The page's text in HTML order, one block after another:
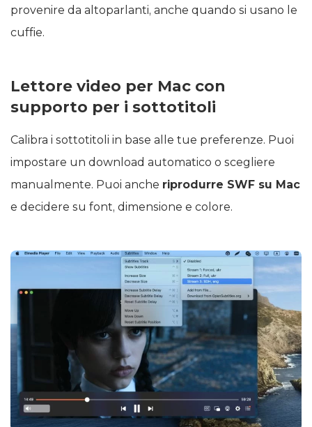
provenire da altoparlanti, anche quando si usano le
cuffie.
Lettore video per Mac con
supporto per i sottotitoli
Calibra i sottotitoli in base alle tue preferenze. Puoi
impostare un download automatico o scegliere
manualmente. Puoi anche riprodurre SWF su Mac
e decidere su font, dimensione e colore.